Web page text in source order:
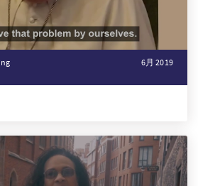
6月 2019